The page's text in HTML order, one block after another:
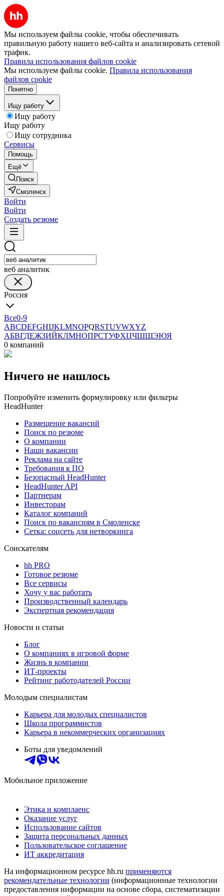
Мы используем файлы cookie, чтобы обеспечивать
правильную работу нашего веб-сайта и анализировать сетевой
трафик.
Правила использования файлов cookie
Мы используем файлы cookie. Правила использования
файлов cookie
Понятно
Ищу работу
Ищу работу
Ищу работу
Ищу сотрудника
Сервисы
Помощь
Ещё
Поиск
Смоленск
Войти
Войти
Создать резюме
веб аналитик
Россия
Все0-9
ABCDEFGHIJKLMNOPQRSTUVWXYZ
АБВГДЕЖЗИЙКЛМНОПРСТУФХЦЧШЩЭЮЯ
0 компаний
Ничего не нашлось
Попробуйте изменить формулировку или фильтры
HeadHunter
Размещение вакансий
Поиск по резюме
О компании
Наши вакансии
Реклама на сайте
Требования к ПО
Безопасный HeadHunter
HeadHunter API
Партнерам
Инвесторам
Каталог компаний
Поиск по вакансиям в Смоленске
Сетка: соцсеть для нетворкинга
Соискателям
hh PRO
Готовое резюме
Все сервисы
Хочу у вас работать
Производственный календарь
Экспертная рекомендация
Новости и статьи
Блог
О компаниях в игровой форме
Жизнь в компании
ИТ-проекты
Рейтинг работодателей России
Молодым специалистам
Карьера для молодых специалистов
Школа программистов
Карьера в некоммерческих организациях
Боты для уведомлений
Мобильное приложение
Этика и комплаенс
Оказание услуг
Использование сайтов
Защита персональных данных
Пользовательское соглашение
ИТ аккредитация
На информационном ресурсе hh.ru применяются
рекомендательные технологии (информационные технологии
предоставления информации на основе сбора, систематизации